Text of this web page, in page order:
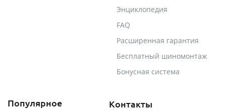
Энциклопедия
FAQ
Расширенная гарантия
Бесплатный шиномонтаж
Бонусная система
Популярное Контакты